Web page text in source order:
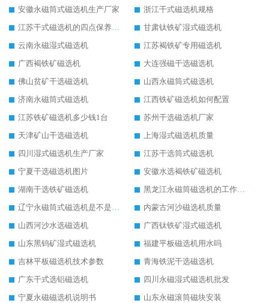
安徽永磁筒式磁选机生产厂家
浙江干式磁选机规格
江苏干式磁选机的四点保养秘籍
甘肃钛铁矿湿式磁选机
云南永磁湿式磁选机
江苏褐铁矿专用磁选机
广西褐铁矿磁选机
大连强磁干选磁选机
佛山贫矿干选磁选机
山西永磁筒式磁选机
济南永磁筒式磁选机
江西铁矿磁选机如何配置
江苏铁矿磁选机多少钱1台
苏州干选磁选机厂家
天津矿山干选磁选机
上海湿式磁选机质量
四川湿式磁选机生产厂家
江苏干选筒式磁选机
宁夏干选磁选机图片
安徽水选褐铁矿磁选机
湖南干选铁矿磁选机
黑龙江永磁筒磁选机的工作原理
辽宁永磁筒式磁选机是不是强磁
内蒙古河沙磁选机质量
山西河沙水选磁选机
广西钛铁矿湿式磁选机
山东黑钨矿湿式磁选机
福建平板磁选机用水吗
吉林平板磁选机技术参数
青海铁泥干选磁选机
广东干式选铝磁选机
四川永磁湿式磁选机批发
宁夏永磁磁选机说明书
山东永磁滚筒磁块安装